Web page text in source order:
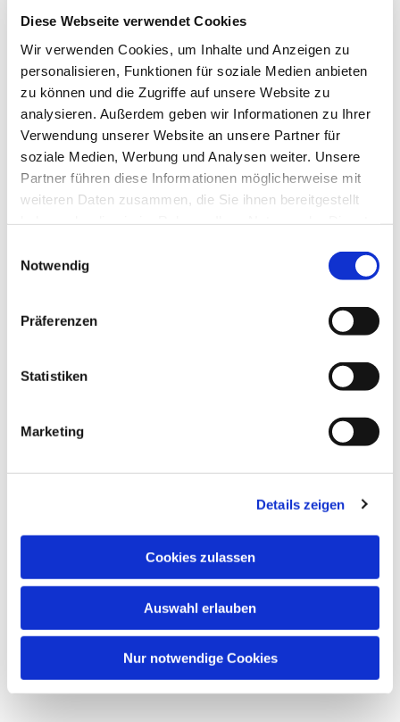
Diese Webseite verwendet Cookies
Wir verwenden Cookies, um Inhalte und Anzeigen zu
personalisieren, Funktionen für soziale Medien anbieten
zu können und die Zugriffe auf unsere Website zu
analysieren. Außerdem geben wir Informationen zu Ihrer
Verwendung unserer Website an unsere Partner für
soziale Medien, Werbung und Analysen weiter. Unsere
Partner führen diese Informationen möglicherweise mit
weiteren Daten zusammen, die Sie ihnen bereitgestellt
Notwendig
Präferenzen
Statistiken
Marketing
Details zeigen
Cookies zulassen
Auswahl erlauben
Nur notwendige Cookies
Bora-Haus
© privat
Dienstag, 2. März 2027, 15:30 Uhr
Hupfeldstr. 21, 34121 Kassel